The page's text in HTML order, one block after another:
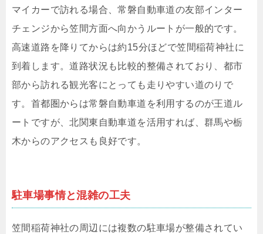
マイカーで訪れる場合、常磐自動車道の友部インター
チェンジから笠間方面へ向かうルートが一般的です。
高速道路を降りてからは約15分ほどで笠間稲荷神社に
到着します。道路状況も比較的整備されており、都市
部から訪れる観光客にとっても走りやすい道のりで
す。首都圏からは常磐自動車道を利用するのが王道ル
ートですが、北関東自動車道を活用すれば、群馬や栃
木からのアクセスも良好です。
駐車場事情と混雑の工夫
笠間稲荷神社の周辺には複数の駐車場が整備されてい